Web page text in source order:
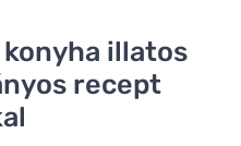
illatos
recept